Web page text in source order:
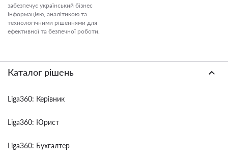
забезпечує український бізнес
інформацією, аналітикою та
технологічними рішеннями для
ефективної та безпечної роботи.
Каталог рішень
Liga360: Керівник
Liga360: Юрист
Liga360: Бухгалтер